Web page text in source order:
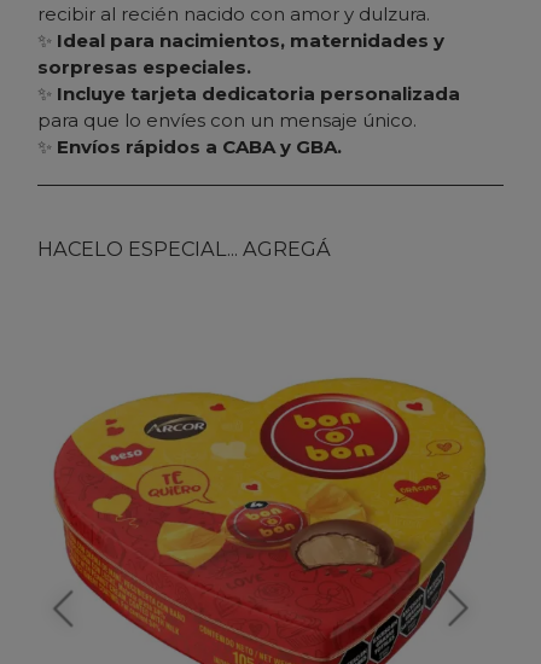
recibir al recién nacido con amor y dulzura.
✨ Ideal para nacimientos, maternidades y
sorpresas especiales.
✨ Incluye tarjeta dedicatoria personalizada
para que lo envíes con un mensaje único.
✨ Envíos rápidos a CABA y GBA.
HACELO ESPECIAL... AGREGÁ